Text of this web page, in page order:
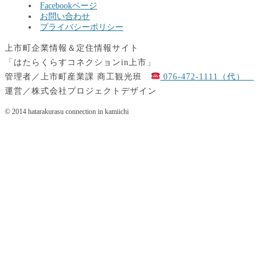
Facebookページ
お問い合わせ
プライバシーポリシー
上市町企業情報＆定住情報サイト
「はたらくらすコネクションin上市」
管理者／上市町産業課 商工観光班
076-472-1111（代）
運営／株式会社プロジェクトデザイン
© 2014 hatarakurasu connection in kamiichi